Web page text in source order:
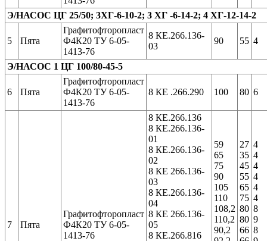
Э/НАСОС ЦГ 25/50; 3ХГ-6-10-2; 3 ХГ -6-14-2; 4 ХГ-12-14-2
5 Пята
Графитофторопласт
Ф4К20 ТУ 6-05-
1413-76
8 КЕ.266.136-
03
90 55 4
Э/НАСОС 1 ЦГ 100/80-45-5
6 Пята
Графитофторопласт
Ф4К20 ТУ 6-05-
1413-76
8 КЕ .266.290 100 80 6
7 Пята
Графитофторопласт
Ф4К20 ТУ 6-05-
1413-76
8 КЕ.266.136
8 КЕ.266.136-
01
8 КЕ.266.136-
02
8 КЕ 266.136-
03
8 КЕ.266.136-
04
8 КЕ 266.136-
05
8 КЕ.266.816
59
65
75
90
105
110
108,2
110,2
90,2
27
35
45
55
65
75
80
80
66
4
4
4
4
4
4
8
9
8